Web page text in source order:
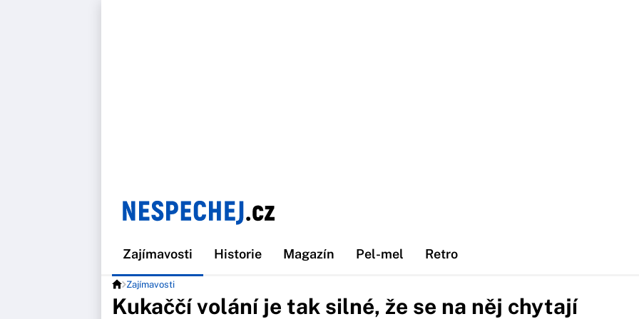
Zajímavosti Historie Magazín Pel-mel Retro
Zajímavosti
Kukaččí volání je tak silné, že se na něj chytají